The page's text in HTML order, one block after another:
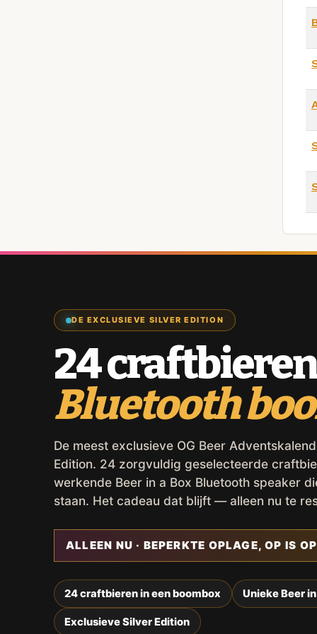
DE EXCLUSIEVE SILVER EDITION
24
Bluetooth
De meest exclusieve OG Beer
Edition. 24 zorgvuldig geselecteerde
werkende Beer in a Box Bluetooth speaker
staan. Het cadeau dat blijft — alleen nu te
ALLEEN NU · BEPERKTE OPLAGE, OP IS OP
24 craftbieren in een boombox Unieke Beer
Exclusieve Silver Edition